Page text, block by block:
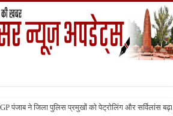
पंजाब ने जिला पुलिस प्रमुखों को पेट्रोलिंग और सर्विलांस